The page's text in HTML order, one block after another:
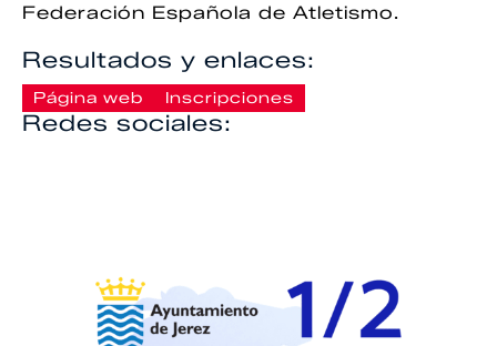
Federación Española de Atletismo.
Resultados y enlaces:
Página web Inscripciones
Redes sociales: